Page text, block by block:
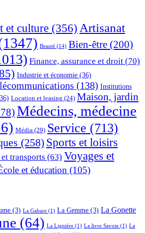
et culture (356) Artisanat
Beauté (14) Bien-être (200)
Finance, assurance et droit (70)
Industrie et économie (36)
(138) Institutions
Location et leasing (24) Maison, jardin
Médecins, médecine
Média (29) Service (713)
(258) Sports et loisirs
transports (63) Voyages et
et éducation (105)
(3) La Gabare (1) La Gemme (3) La Gonette
(64) La Lignière (1) La livre Savoie (1) La